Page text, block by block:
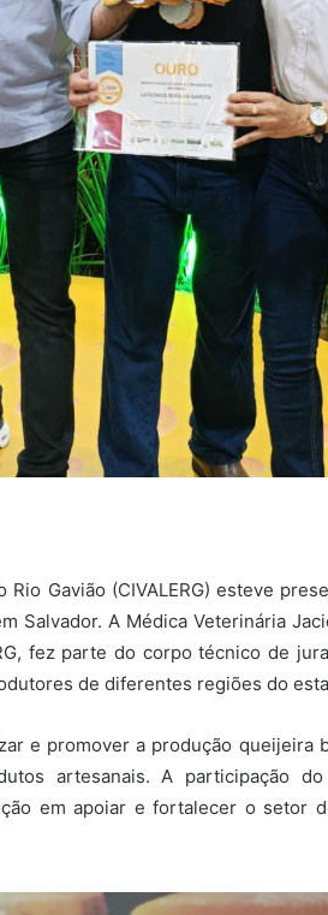
Gavião (CIVALERG) esteve
Salvador. A Médica Veterinária
fez parte do corpo técnico de
de diferentes regiões do
e promover a produção queijeira
artesanais. A participação do
em apoiar e fortalecer o setor